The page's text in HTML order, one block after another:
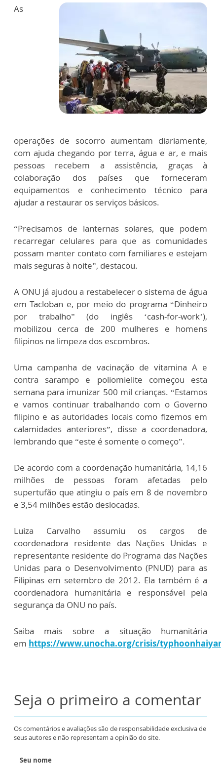
As
operações de socorro aumentam diariamente,
com ajuda chegando por terra, água e ar, e mais
pessoas recebem a assistência, graças à
colaboração dos países que forneceram
equipamentos e conhecimento técnico para
ajudar a restaurar os serviços básicos.
“Precisamos de lanternas solares, que podem
recarregar celulares para que as comunidades
possam manter contato com familiares e estejam
mais seguras à noite”, destacou.
A ONU já ajudou a restabelecer o sistema de água
em Tacloban e, por meio do programa “Dinheiro
por trabalho” (do inglês ‘cash-for-work’),
mobilizou cerca de 200 mulheres e homens
filipinos na limpeza dos escombros.
Uma campanha de vacinação de vitamina A e
contra sarampo e poliomielite começou esta
semana para imunizar 500 mil crianças. “Estamos
e vamos continuar trabalhando com o Governo
filipino e as autoridades locais como fizemos em
calamidades anteriores”, disse a coordenadora,
lembrando que “este é somente o começo”.
De acordo com a coordenação humanitária, 14,16
milhões de pessoas foram afetadas pelo
supertufão que atingiu o país em 8 de novembro
e 3,54 milhões estão deslocadas.
Luiza Carvalho assumiu os cargos de
coordenadora residente das Nações Unidas e
representante residente do Programa das Nações
Unidas para o Desenvolvimento (PNUD) para as
Filipinas em setembro de 2012. Ela também é a
coordenadora humanitária e responsável pela
segurança da ONU no país.
Saiba mais sobre a situação humanitária
em https://www.unocha.org/crisis/
Seja o primeiro a comentar
Os comentários e avaliações são de responsabilidade exclusiva de
seus autores e não representam a opinião do site.
Seu nome